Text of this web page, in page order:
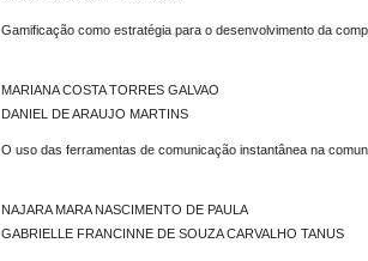
Gamificação como estratégia para o desenvolvimento da
MARIANA COSTA TORRES GALVAO
DANIEL DE ARAUJO MARTINS
O uso das ferramentas de comunicação instantânea na
NAJARA MARA NASCIMENTO DE PAULA
GABRIELLE FRANCINNE DE SOUZA CARVALHO TANUS